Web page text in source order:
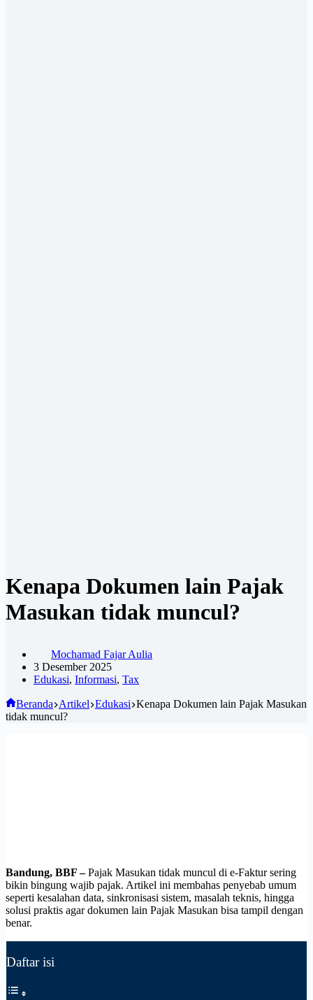
Kenapa Dokumen lain Pajak
Masukan tidak muncul?
Mochamad Fajar Aulia
3 Desember 2025
Edukasi, Informasi, Tax
Beranda Artikel Edukasi Kenapa Dokumen lain Pajak Masukan
tidak muncul?
Bandung, BBF –Pajak Masukan tidak muncul di e-Faktur sering
bikin bingung wajib pajak. Artikel ini membahas penyebab umum
seperti kesalahan data, sinkronisasi sistem, masalah teknis, hingga
solusi praktis agar dokumen lain Pajak Masukan bisa tampil dengan
benar.
Daftar isi